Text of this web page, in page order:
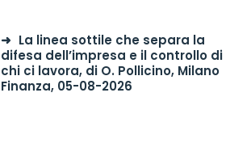
La linea sottile che separa la
difesa dell’impresa e il controllo di
chi ci lavora, di O. Pollicino, Milano
Finanza, 05-08-2026